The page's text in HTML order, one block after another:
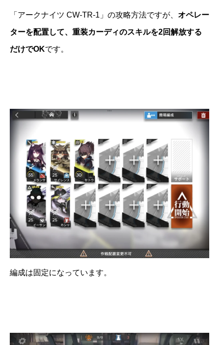
「アークナイツ CW-TR-1」の攻略方法ですが、 オペレー
ターを配置して、重装カーディのスキルを2回解放する
だけでOKです。
編成は固定になっています。